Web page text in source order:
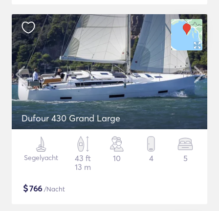
Dufour 430 Grand Large
Segelyacht
43 ft
13 m
10 4 5
$766 /Nacht